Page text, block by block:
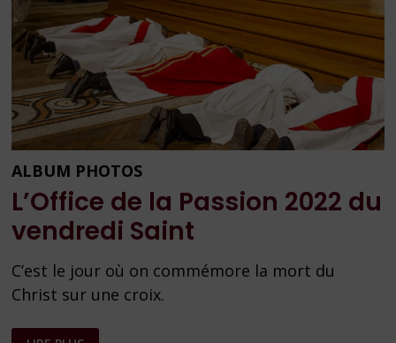
ALBUM PHOTOS
L’Office de la Passion 2022 du
vendredi Saint
C’est le jour où on commémore la mort du
Christ sur une croix.
L’OFFICE